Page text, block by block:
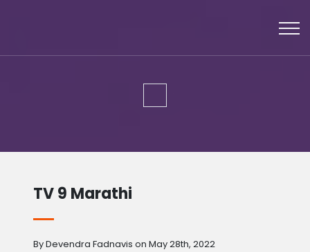
TV 9 Marathi
By Devendra Fadnavis on May 28th, 2022